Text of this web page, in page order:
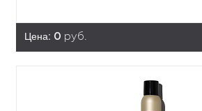
Цена: 0 руб.